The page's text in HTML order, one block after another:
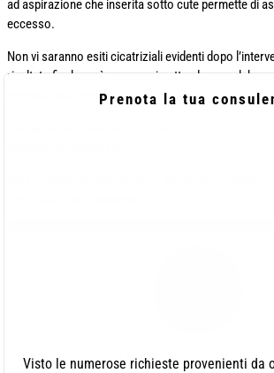
ad aspirazione che inserita sotto cute permette di
eccesso.
Non vi saranno esiti cicatriziali evidenti dopo
risultato finale sarà necessario attendere qualche
operata sarà ormai del tutto sgonfia.
Autore: Dr. Pierfrancesco Bove
Prenota la tua
Visto le numerose richieste provenienti da